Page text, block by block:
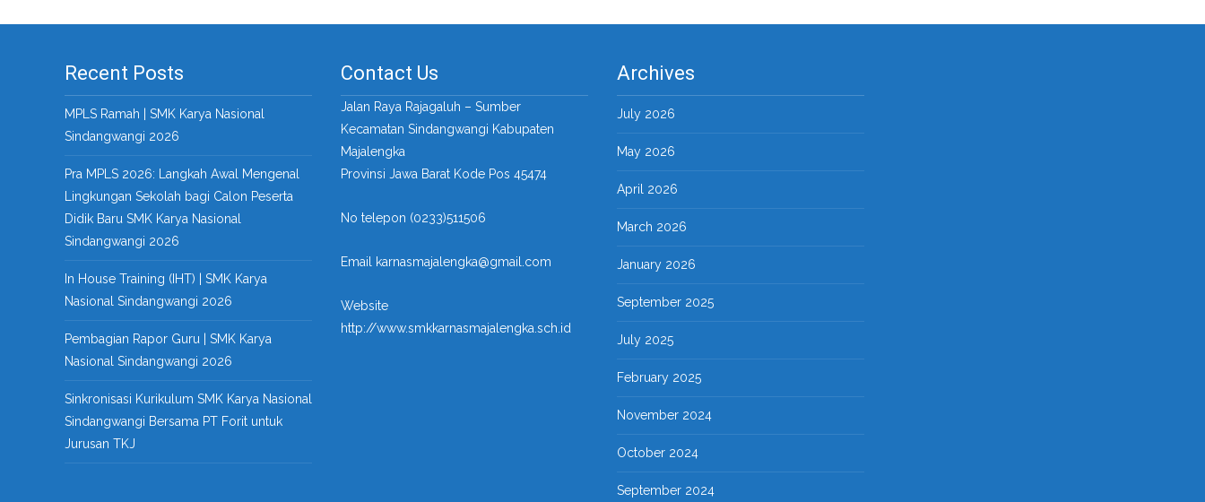
Recent Posts
MPLS Ramah | SMK Karya Nasional
Sindangwangi 2026
Pra MPLS 2026: Langkah Awal Mengenal
Lingkungan Sekolah bagi Calon Peserta
Didik Baru SMK Karya Nasional
Sindangwangi 2026
In House Training (IHT) | SMK Karya
Nasional Sindangwangi 2026
Pembagian Rapor Guru | SMK Karya
Nasional Sindangwangi 2026
Sinkronisasi Kurikulum SMK Karya Nasional
Sindangwangi Bersama PT Forit untuk
Jurusan TKJ
Contact Us
Jalan Raya Rajagaluh – Sumber
Kecamatan Sindangwangi Kabupaten
Majalengka
Provinsi Jawa Barat Kode Pos 45474
No telepon (0233)511506
Email karnasmajalengka@gmail.com
Website
http://www.smkkarnasmajalengka.sch.id
Archives
July 2026
May 2026
April 2026
March 2026
January 2026
September 2025
July 2025
February 2025
November 2024
October 2024
September 2024